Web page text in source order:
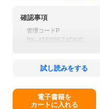
確認事項
管理コードP
BK-456985740X/0
試し読みをする
電子書籍を
カートに入れる